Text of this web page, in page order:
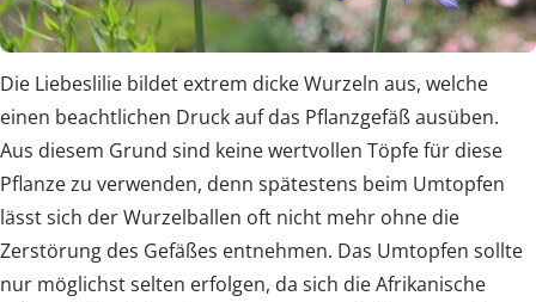
Die Liebeslilie bildet extrem dicke Wurzeln aus, welche
einen beachtlichen Druck auf das Pflanzgefäß ausüben.
Aus diesem Grund sind keine wertvollen Töpfe für diese
Pflanze zu verwenden, denn spätestens beim Umtopfen
lässt sich der Wurzelballen oft nicht mehr ohne die
Zerstörung des Gefäßes entnehmen. Das Umtopfen sollte
nur möglichst selten erfolgen, da sich die Afrikanische